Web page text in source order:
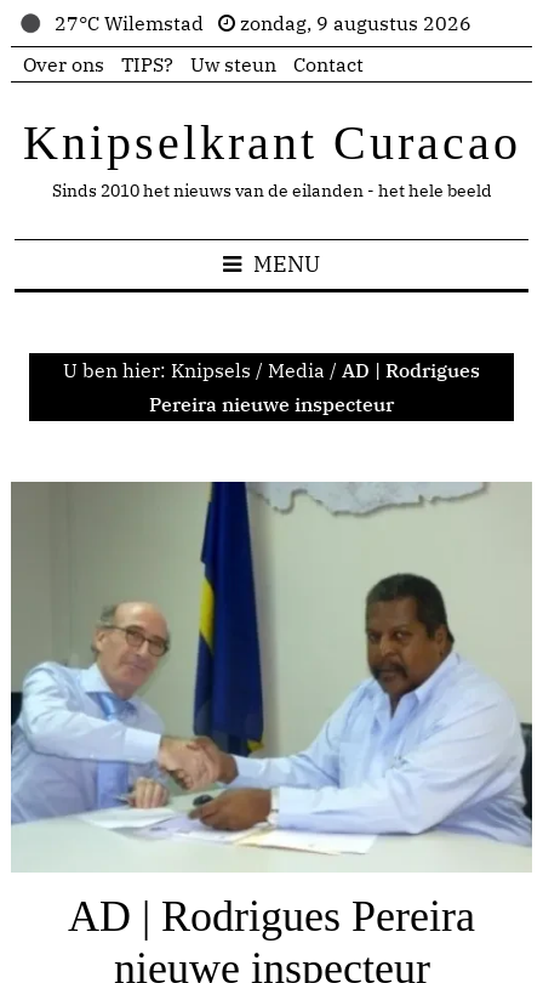
27°C Wilemstad
zondag, 9 augustus 2026
Over ons
TIPS? Uw steun Contact
Knipselkrant Curacao
Sinds 2010 het nieuws van de eilanden - het hele beeld
MENU
U ben hier: Knipsels / Media / AD | Rodrigues
Pereira nieuwe inspecteur
AD | Rodrigues Pereira
nieuwe inspecteur